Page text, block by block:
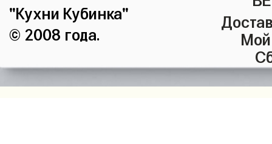
"Кухни Кубинка"
© 2008 года.